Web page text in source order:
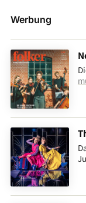
Werbung